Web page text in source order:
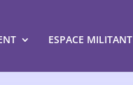
ESPACE MILITANT